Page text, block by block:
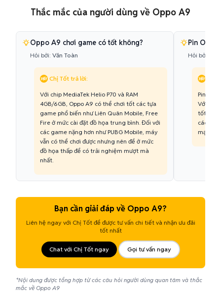
Thắc mắc của người dùng về Oppo A9
Oppo A9 chơi game có tốt không?
Hỏi bởi: Văn Toàn
Chị Tốt trả lời:
Với chip MediaTek Helio P70 và RAM
4GB/6GB, Oppo A9 có thể chơi tốt các tựa
game phổ biến như Liên Quân Mobile, Free
Fire ở mức cài đặt đồ họa trung bình. Đối với
các game nặng hơn như PUBG Mobile, máy
vẫn có thể chơi được nhưng nên để ở mức
đồ họa thấp để có trải nghiệm mượt mà
nhất.
Pin
Hỏi bởi:
Pin của
Với
tốt nhu
các tác
mạng
Bạn cần giải đáp về Oppo A9?
Liên hệ ngay với Chị Tốt để được tư vấn chi tiết và nhận ưu đãi
tốt nhất
Chat với Chị Tốt ngay Gọi tư vấn ngay
*Nội dung được tổng hợp từ các câu hỏi người dùng quan tâm và thắc
mắc về Oppo A9